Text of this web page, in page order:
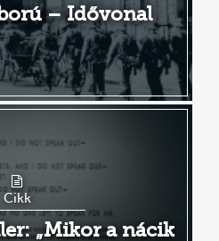
– Idővonal
Cikk
„Mikor a nácik